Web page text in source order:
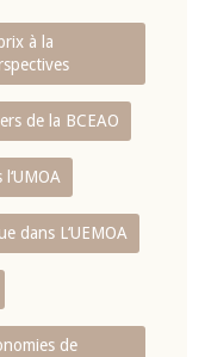
à la
de la BCEAO
dans L‘UEMOA
de